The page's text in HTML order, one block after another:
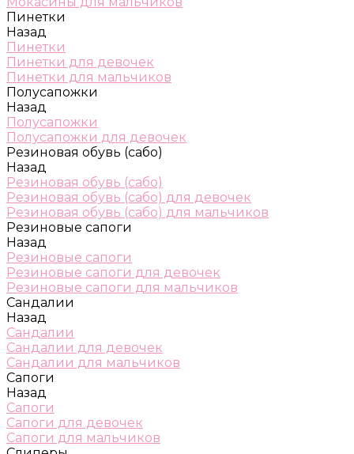
Пинетки
Назад
Пинетки
Пинетки для девочек
Пинетки для мальчиков
Полусапожки
Назад
Полусапожки
Полусапожки для девочек
Резиновая обувь (сабо)
Назад
Резиновая обувь (сабо)
Резиновая обувь (сабо) для девочек
Резиновая обувь (сабо) для мальчиков
Резиновые сапоги
Назад
Резиновые сапоги
Резиновые сапоги для девочек
Резиновые сапоги для мальчиков
Сандалии
Назад
Сандалии
Сандалии для девочек
Сандалии для мальчиков
Сапоги
Назад
Сапоги
Сапоги для девочек
Сапоги для мальчиков